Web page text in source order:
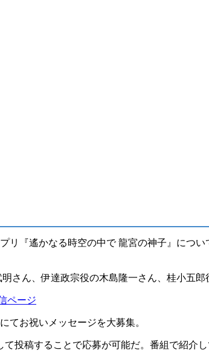
リ『遙かなる時空の中で 龍宮の神子 』につい
さん 、伊達政宗役の木島隆一さん 、桂小五郎
ページ
てお祝いメッセージを大募集。
投稿することで応募が可能だ。 番組で紹介